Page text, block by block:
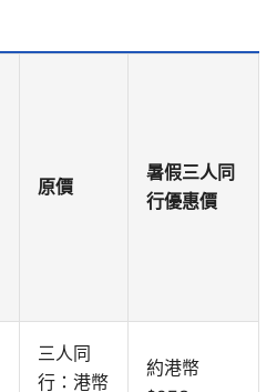
原價
暑假三人同
行優惠價
三人同
行：港幣
約港幣